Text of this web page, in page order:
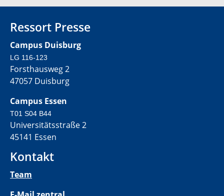
Ressort Presse
Campus Duisburg
LG 116-123
Forsthausweg 2
47057 Duisburg
Campus Essen
T01 S04 B44
Universitätsstraße 2
45141 Essen
Kontakt
Team